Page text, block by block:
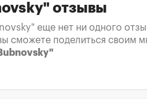
отзывы
еще нет ни одного
сможете поделиться своим